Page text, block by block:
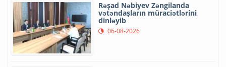
Rəşad Nəbiyev Zəngilanda
vətəndaşların müraciətlərini
dinləyib
06-08-2026